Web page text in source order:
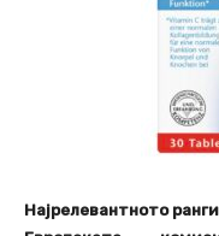
Најрелевантното